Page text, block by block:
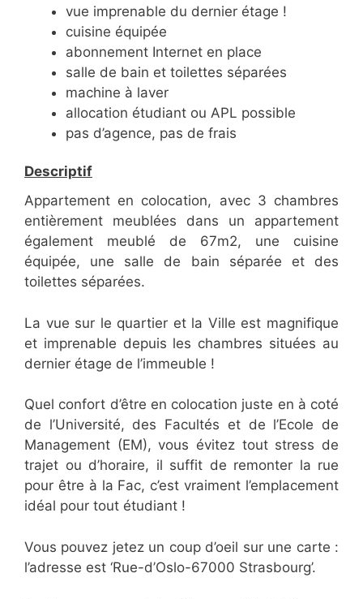
vue imprenable du dernier étage !
cuisine équipée
abonnement Internet en place
salle de bain et toilettes séparées
machine à laver
allocation étudiant ou APL possible
pas d’agence, pas de frais
Descriptif
Appartement en colocation, avec 3 chambres
entièrement meublées dans un appartement
également meublé de 67m2, une cuisine
équipée, une salle de bain séparée et des
toilettes séparées.
La vue sur le quartier et la Ville est magnifique
et imprenable depuis les chambres situées au
dernier étage de l’immeuble !
Quel confort d’être en colocation juste en à coté
de l’Université, des Facultés et de l’Ecole de
Management (EM), vous évitez tout stress de
trajet ou d’horaire, il suffit de remonter la rue
pour être à la Fac, c’est vraiment l’emplacement
idéal pour tout étudiant !
Vous pouvez jetez un coup d’oeil sur une carte :
l’adresse est ‘Rue-d’Oslo-67000 Strasbourg’.